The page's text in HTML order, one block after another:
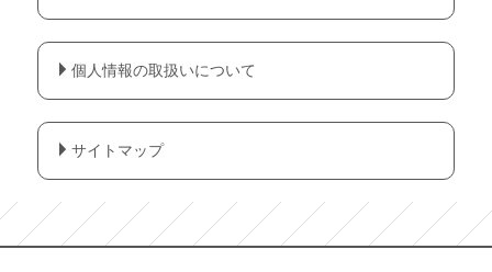
個人情報の取扱いについて
サイトマップ